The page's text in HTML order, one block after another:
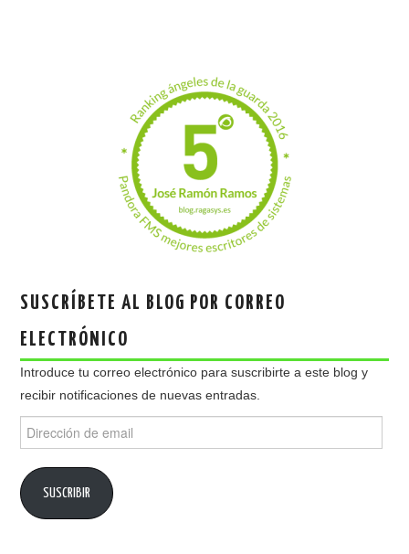
SUSCRÍBETE AL BLOG POR CORREO
ELECTRÓNICO
Introduce tu correo electrónico para suscribirte a este blog y
recibir notificaciones de nuevas entradas.
de
SUSCRIBIR